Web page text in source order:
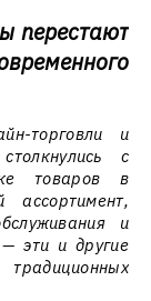
перестают
торговли и
с
товаров в
ассортимент,
и
— эти и другие
традиционных